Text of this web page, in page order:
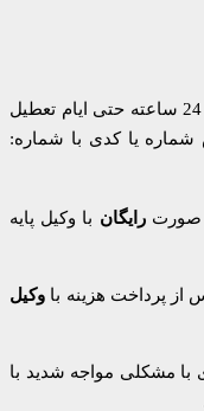
شما عزیزان میتوانید همه روزه و به صورت 24 ساعته حتی ایام تعطیل
یا کدی با شماره:
صورت رایگان با وکیل پایه
از پرداخت هزینه با وکیل
با مشکلی مواجه شدید با